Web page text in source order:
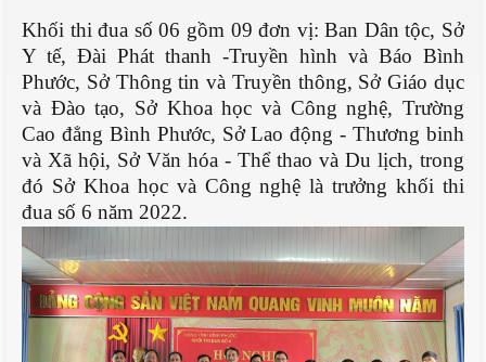
Khối thi đua số06 gồm 09 đơn vị: Ban Dân tộc, Sở
Y tế, Đài Phát thanh -Truyền hình và Báo Bình
Phước, Sở Thông tin và Truyền thông, Sở Giáo dục
và Đào tạo, Sở Khoa học và Công nghệ, Trường
Cao đẳng Bình Phước, Sở Lao động - Thương binh
và Xã hội, Sở Văn hóa - Thể thao và Du lịch, trong
đó Sở Khoa học và Công nghệ là trưởng khối thi
đua số 6 năm 2022.